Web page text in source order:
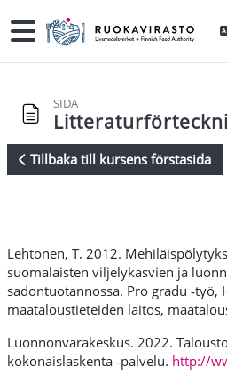
Sidopanel
SIDA
Tillbaka till kursens förstasida
Lehtonen, T. 2012.
suomalaisten viljelykasvien ja
sadontuotannossa. Pro gradu ‑työ,
maataloustieteiden laitos,
Luonnonvarakeskus. 2022.
kokonaislaskenta ‑palvelu. http://